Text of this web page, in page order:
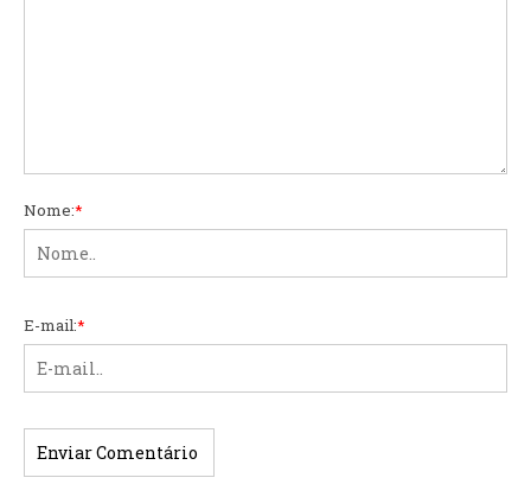
Nome:*
E-mail:*